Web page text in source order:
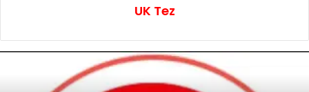
UK Tez